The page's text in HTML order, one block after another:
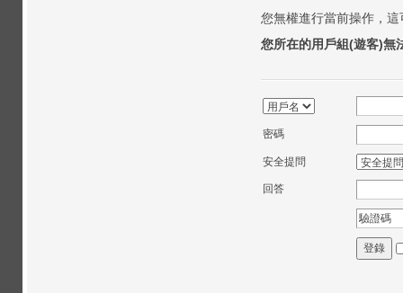
您無權進行當前操作，
您所在的用戶組(遊客)無
密碼
安全提問
回答
登錄